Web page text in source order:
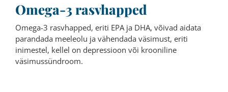
Omega-3 rasvhapped
Omega-3 rasvhapped, eriti EPA ja DHA, võivad aidata
parandada meeleolu ja vähendada väsimust, eriti
inimestel, kellel on depressioon või krooniline
väsimussündroom.